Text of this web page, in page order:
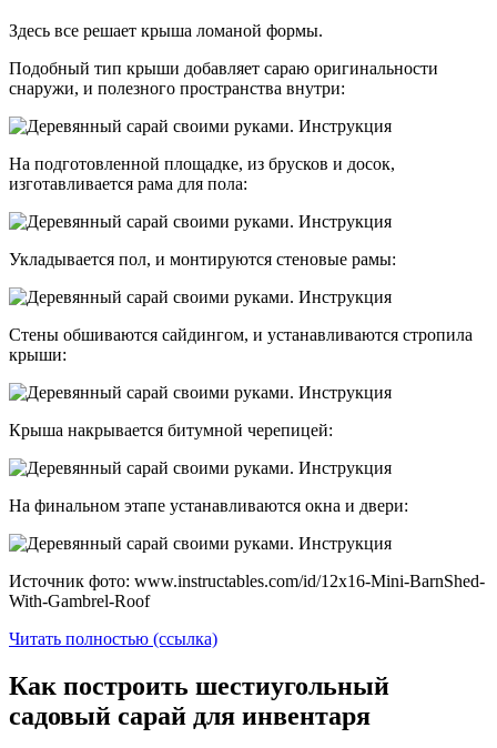
Здесь все решает крыша ломаной формы.
Подобный тип крыши добавляет сараю оригинальности
снаружи, и полезного пространства внутри:
На подготовленной площадке, из брусков и досок,
изготавливается рама для пола:
Укладывается пол, и монтируются стеновые рамы:
Стены обшиваются сайдингом, и устанавливаются стропила
крыши:
Крыша накрывается битумной черепицей:
На финальном этапе устанавливаются окна и двери:
Источник фото: www.instructables.com/id/12x16-Mini-BarnShed-
With-Gambrel-Roof
Читать полностью (ссылка)
Как построить шестиугольный
садовый сарай для инвентаря